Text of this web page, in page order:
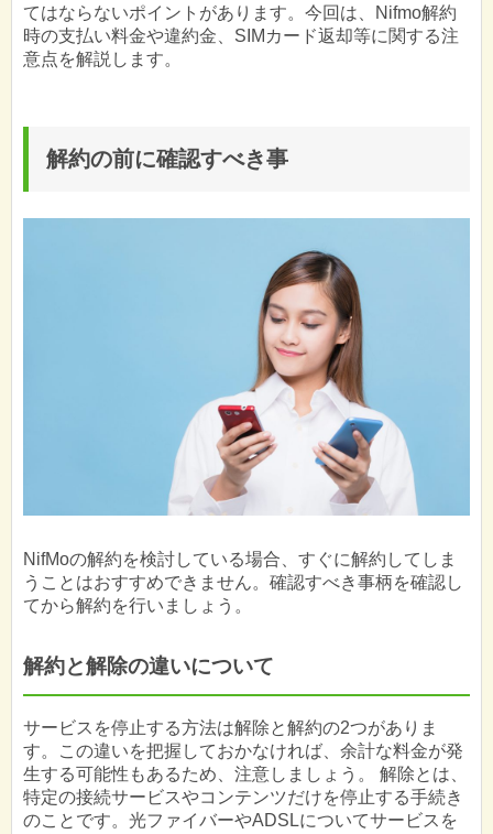
てはならないポイントがあります。今回は、Nifmo解約
時の支払い料金や違約金、SIMカード返却等に関する注
意点を解説します。
解約の前に確認すべき事
NifMoの解約を検討している場合、すぐに解約してしま
うことはおすすめできません。確認すべき事柄を確認し
てから解約を行いましょう。
解約と解除の違いについて
サービスを停止する方法は解除と解約の2つがありま
す。この違いを把握しておかなければ、余計な料金が発
生する可能性もあるため、注意しましょう。 解除とは、
特定の接続サービスやコンテンツだけを停止する手続き
のことです。光ファイバーやADSLについてサービスを